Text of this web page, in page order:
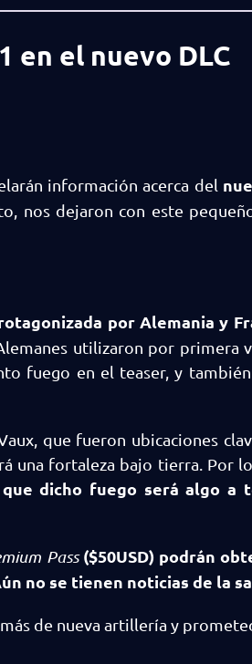
el nuevo DLC
información acerca del
nos dejaron con este
por Alemania y
utilizaron por primera
fuego en el teaser, y
que fueron ubicaciones
una fortaleza bajo tierra. Por
dicho fuego será algo a
Pass ($50USD) podrán
no se tienen noticias de la
de nueva artillería y